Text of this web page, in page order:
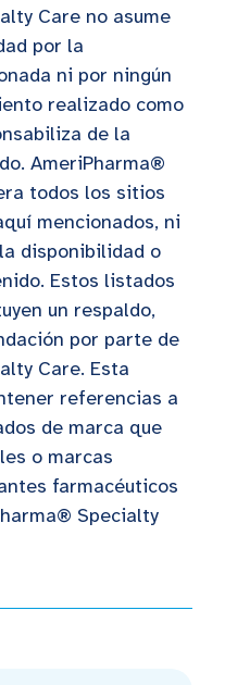
Care no asume
por la
ni por ningún
realizado como
de la
AmeriPharma®
todos los sitios
mencionados, ni
disponibilidad o
Estos listados
un respaldo,
por parte de
Care. Esta
referencias a
de marca que
o marcas
farmacéuticos
Specialty